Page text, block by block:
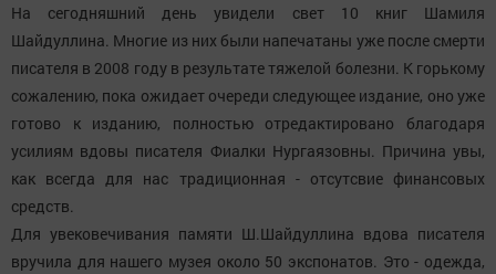
На сегодняшний день увидели свет 10 книг Шамиля
Шайдуллина. Многие из них были напечатаны уже после смерти
писателя в 2008 году в результате тяжелой болезни. К горькому
сожалению, пока ожидает очереди следующее издание, оно уже
готово к изданию, полностью отредактировано благодаря
усилиям вдовы писателя Фиалки Нургаязовны. Причина увы,
как всегда для нас традиционная - отсутсвие финансовых
средств.
Для увековечивания памяти Ш.Шайдуллина вдова писателя
вручила для нашего музея около 50 экспонатов. Это - одежда,